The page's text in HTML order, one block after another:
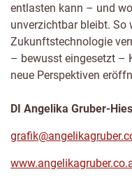
entlasten kann – und
unverzichtbar bleibt. So
Zukunftstechnologie
– bewusst eingesetzt –
neue Perspektiven
DI Angelika Gruber-